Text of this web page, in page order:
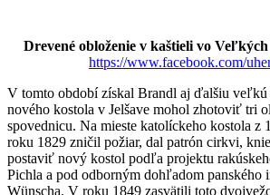
Drevené obloženie v kaštieli vo
https://www.facebook.com/
V tomto období získal Brandl aj ďalšiu
nového kostola v Jelšave mohol zhotoviť tri
spovednicu. Na mieste katolíckeho kostola z
roku 1829 zničil požiar, dal patrón cirkvi,
postaviť nový kostol podľa projektu
Pichla a pod odborným dohľadom panského
Wünscha. V roku 1849 zasvätili toto